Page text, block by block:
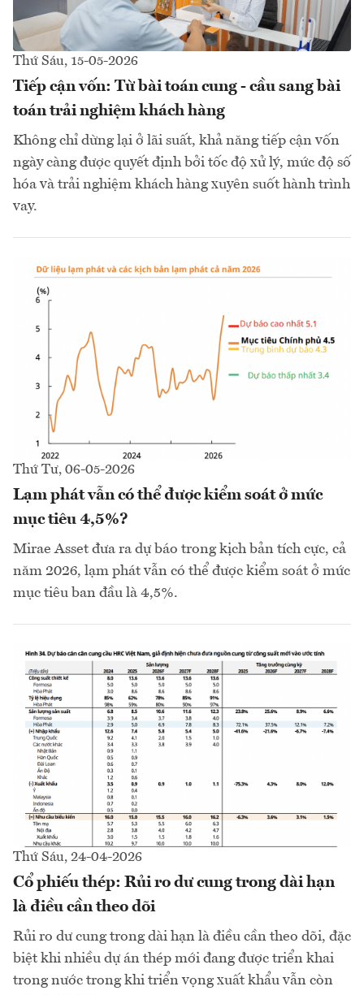
Thứ Sáu, 15-05-2026
Tiếp cận vốn: Từ bài toán cung - cầu sang bài
toán trải nghiệm khách hàng
Không chỉ dừng lại ở lãi suất, khả năng tiếp cận vốn
ngày càng được quyết định bởi tốc độ xử lý, mức độ số
hóa và trải nghiệm khách hàng xuyên suốt hành trình
vay.
Thứ Tư, 06-05-2026
Lạm phát vẫn có thể được kiểm soát ở mức
mục tiêu 4,5%?
Mirae Asset đưa ra dự báo trong kịch bản tích cực, cả
năm 2026, lạm phát vẫn có thể được kiểm soát ở mức
mục tiêu ban đầu là 4,5%.
Thứ Sáu, 24-04-2026
Cổ phiếu thép: Rủi ro dư cung trong dài hạn
là điều cần theo dõi
Rủi ro dư cung trong dài hạn là điều cần theo dõi, đặc
biệt khi nhiều dự án thép mới đang được triển khai
trong nước trong khi triển vọng xuất khẩu vẫn còn